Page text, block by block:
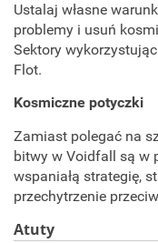
Ustalaj własne
problemy i usuń
Sektory
Flot.
Kosmiczne potyczki
Zamiast polegać na
bitwy w Voidfall są w
wspaniałą strategię,
przechytrzenie
Atuty